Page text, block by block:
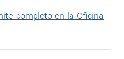
completo en la Oficina